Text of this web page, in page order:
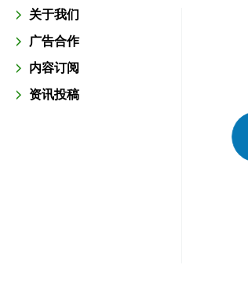
关于我们
广告合作
内容订阅
资讯投稿